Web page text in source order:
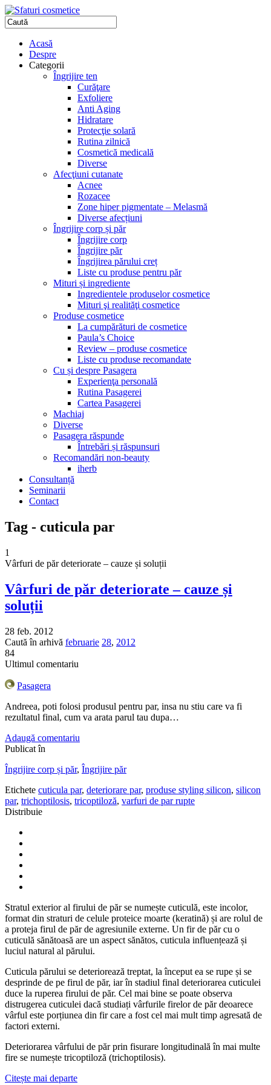
Acasă
Despre
Categorii
Îngrijire ten
Curăţare
Exfoliere
Anti Aging
Hidratare
Protecţie solară
Rutina zilnică
Cosmetică medicală
Diverse
Afecţiuni cutanate
Acnee
Rozacee
Zone hiper pigmentate – Melasmă
Diverse afecțiuni
Îngrijire corp și păr
Îngrijire corp
Îngrijire păr
Îngrijirea părului creț
Liste cu produse pentru păr
Mituri și ingrediente
Ingredientele produselor cosmetice
Mituri şi realităţi cosmetice
Produse cosmetice
La cumpărături de cosmetice
Paula’s Choice
Review – produse cosmetice
Liste cu produse recomandate
Cu și despre Pasagera
Experienţa personală
Rutina Pasagerei
Cartea Pasagerei
Machiaj
Diverse
Pasagera răspunde
Întrebări și răspunsuri
Recomandări non-beauty
iherb
Consultanță
Seminarii
Contact
Tag - cuticula par
1
Vârfuri de păr deteriorate – cauze și soluții
Vârfuri de păr deteriorate – cauze și
soluții
28 feb. 2012
Caută în arhivă februarie 28, 2012
84
Ultimul comentariu
Pasagera
Andreea, poti folosi produsul pentru par, insa nu stiu care va fi
rezultatul final, cum va arata parul tau dupa…
Adaugă comentariu
Publicat în
Îngrijire corp și păr, Îngrijire păr
Etichete cuticula par, deteriorare par, produse styling silicon, silicon
par, trichoptilosis, tricoptiloză, varfuri de par rupte
Distribuie
Stratul exterior al firului de păr se numește cuticulă, este incolor,
format din straturi de celule proteice moarte (keratină) și are rolul de
a proteja firul de păr de agresiunile externe. Un fir de păr cu o
cuticulă sănătoasă are un aspect sănătos, cuticula influențează și
luciul natural al părului.
Cuticula părului se deteriorează treptat, la început ea se rupe și se
desprinde de pe firul de păr, iar în stadiul final deteriorarea cuticulei
duce la ruperea firului de păr. Cel mai bine se poate observa
distrugerea cuticulei dacă studiați vârfurile firelor de păr deoarece
vârful este porțiunea din fir care a fost cel mai mult timp agresată de
factori externi.
Deteriorarea vârfului de păr prin fisurare longitudinală în mai multe
fire se numește tricoptiloză (trichoptilosis).
Citește mai departe